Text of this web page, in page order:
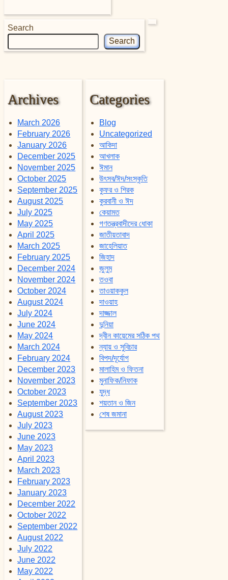
Search
Search
Archives
March 2026
February 2026
January 2026
December 2025
November 2025
October 2025
September 2025
August 2025
July 2025
May 2025
April 2025
March 2025
February 2025
December 2024
November 2024
October 2024
August 2024
July 2024
June 2024
May 2024
March 2024
February 2024
December 2023
November 2023
October 2023
September 2023
August 2023
July 2023
June 2023
May 2023
April 2023
March 2023
February 2023
January 2023
December 2022
October 2022
September 2022
August 2022
July 2022
June 2022
May 2022
Categories
Blog
Uncategorized
আকিদা
আখলাক
ঈমান
উৎসব/ঈদ/সংস্কৃতি
কুফর ও শিরক
কুরবানী ও ঈদ
কেয়ামত
গণতন্ত্রবাদীদের ধোকা
জাতীয়তাবাদ
জাহেলিয়াত
জিহাদ
জুলুম
তওবা
তাওয়াককুল
দাওয়াহ
দাজ্জাল
দুনিয়া
দ্বীন কায়েমের সঠিক পথ
ন্যায় ও সুবিচার
বিপদ/দূর্যোগ
মালাহিম ও ফিতনা
মুনাফিক/নিফাক
যুদ্ধ
শয়তান ও জিন
শেষ জমানা